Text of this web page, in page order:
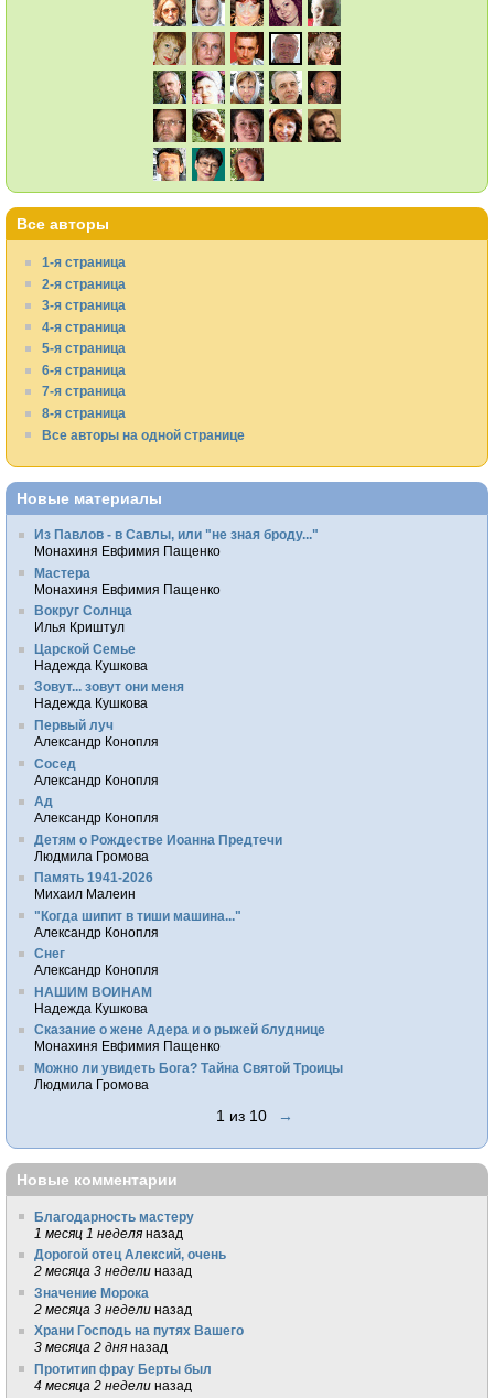
Все авторы
1-я страница
2-я страница
3-я страница
4-я страница
5-я страница
6-я страница
7-я страница
8-я страница
Все авторы на одной странице
Новые материалы
Из Павлов - в Савлы, или "не зная броду..."
Монахиня Евфимия Пащенко
Мастера
Монахиня Евфимия Пащенко
Вокруг Солнца
Илья Криштул
Царской Семье
Надежда Кушкова
Зовут... зовут они меня
Надежда Кушкова
Первый луч
Александр Конопля
Сосед
Александр Конопля
Ад
Александр Конопля
Детям о Рождестве Иоанна Предтечи
Людмила Громова
Память 1941-2026
Михаил Малеин
"Когда шипит в тиши машина..."
Александр Конопля
Снег
Александр Конопля
НАШИМ ВОИНАМ
Надежда Кушкова
Сказание о жене Адера и о рыжей блуднице
Монахиня Евфимия Пащенко
Можно ли увидеть Бога? Тайна Святой Троицы
Людмила Громова
1 из 10 →
Новые комментарии
Благодарность мастеру
1 месяц 1 неделя назад
Дорогой отец Алексий, очень
2 месяца 3 недели назад
Значение Морока
2 месяца 3 недели назад
Храни Господь на путях Вашего
3 месяца 2 дня назад
Протитип фрау Берты был
4 месяца 2 недели назад